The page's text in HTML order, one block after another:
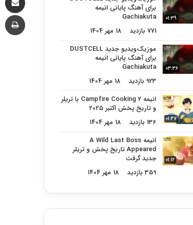
01:39
برای آهنگ پایانی انیمه
Gachiakuta
771 بازدید
18 مهر 1404
03:36
موزیک‌ویدیو جدید DUSTCELL
برای آهنگ پایانی انیمه
Gachiakuta
923 بازدید
18 مهر 1404
01:47
انیمه Campfire Cooking 2 با تریلر
و تاریخ پخش اکتبر ۲۰۲۵
136 بازدید
18 مهر 1404
01:12
انیمه A Wild Last Boss
Appeared تاریخ پخش و تریلر
جدید گرفت
359 بازدید
18 مهر 1404